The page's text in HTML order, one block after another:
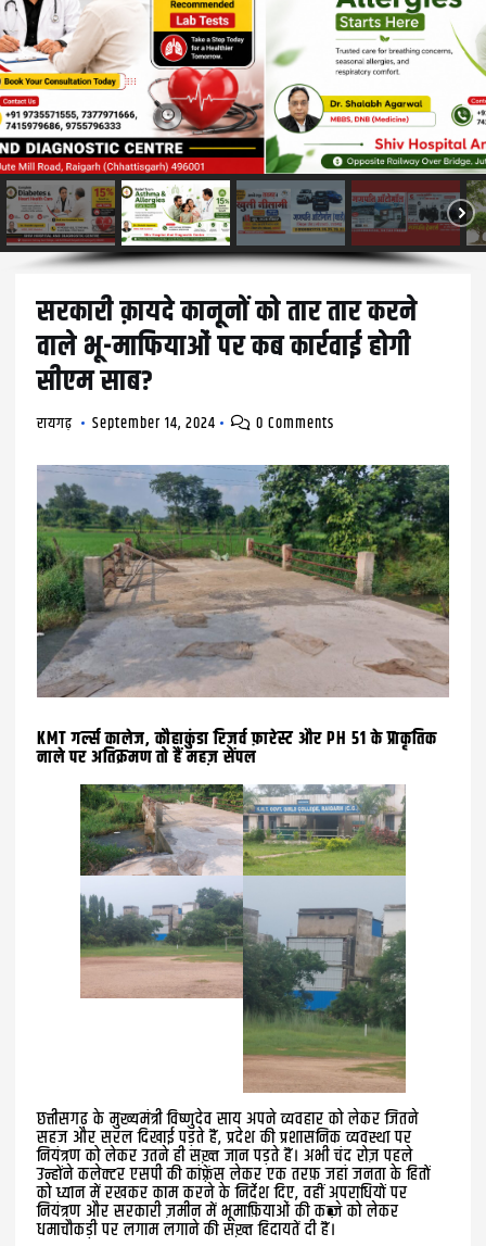
सरकारी क़ायदे कानूनों को तार तार करने
वाले भू-माफियाओं पर कब कार्रवाई होगी
सीएम साब?
रायगढ़ September 14, 2024 0 Comments
KMT गर्ल्स कालेज, कौहाकुंडा रिज़र्व फ़ारेस्ट और PH 51 के प्राकृतिक
नाले पर अतिक्रमण तो हैं महज़ सेंपल
छत्तीसगढ़ के मुख्यमंत्री विष्णुदेव साय अपने व्यवहार को लेकर जितने
सहज और सरल दिखाई पड़ते हैं, प्रदेश की प्रशासनिक व्यवस्था पर
नियंत्रण को लेकर उतने ही सख़्त जान पड़ते हैं। अभी चंद रोज़ पहले
उन्होंने कलेक्टर एसपी की कांफ़्रेंस लेकर एक तरफ़ जहां जनता के हितों
को ध्यान में रखकर काम करने के निर्देश दिए, वहीं अपराधियों पर
नियंत्रण और सरकारी ज़मीन में भूमाफ़ियाओं की कब्ज़े को लेकर
धमाचौकड़ी पर लगाम लगाने की सख़्त हिदायतें दी हैं।